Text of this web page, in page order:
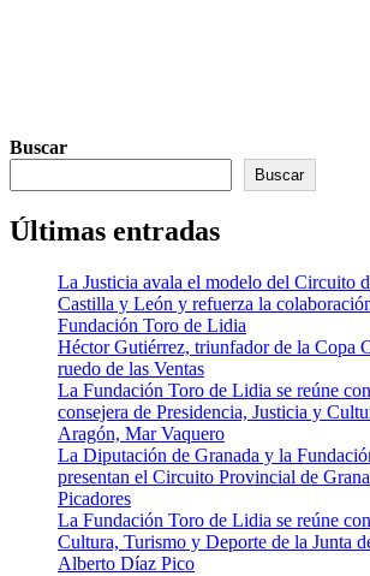
Buscar
Buscar
Últimas entradas
La Justicia avala el modelo del Circuito
Castilla y León y refuerza la
Fundación Toro de Lidia
Héctor Gutiérrez, triunfador de la Copa
ruedo de las Ventas
La Fundación Toro de Lidia se reúne
consejera de Presidencia, Justicia y
Aragón, Mar Vaquero
La Diputación de Granada y la
presentan el Circuito Provincial de
Picadores
La Fundación Toro de Lidia se reúne
Cultura, Turismo y Deporte de la Junta
Alberto Díaz Pico